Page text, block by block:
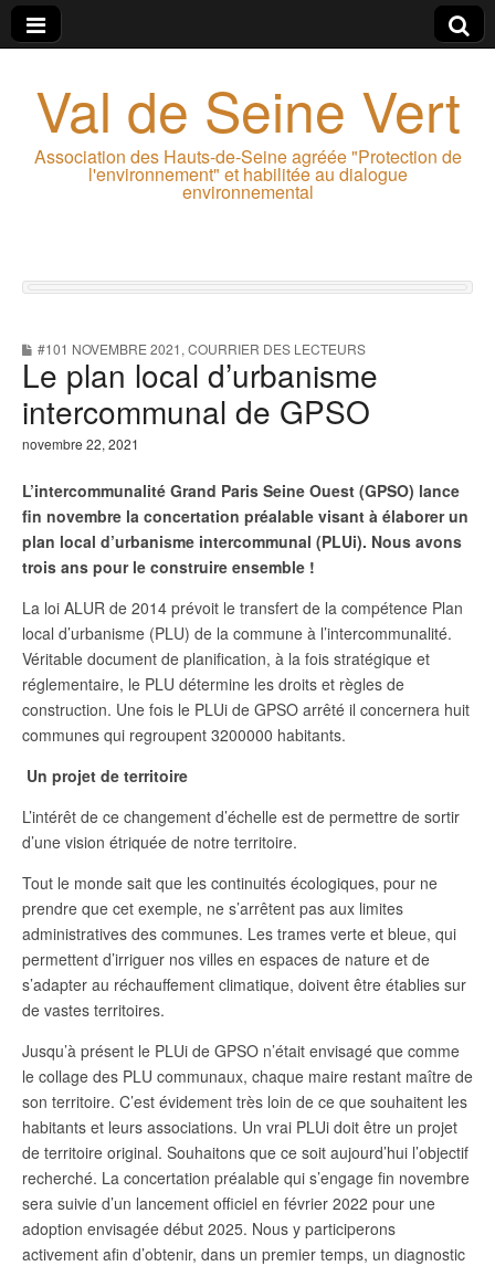
Val de Seine Vert
Association des Hauts-de-Seine agréée "Protection de
l'environnement" et habilitée au dialogue
environnemental
#101 NOVEMBRE 2021, COURRIER DES LECTEURS
Le plan local d’urbanisme
intercommunal de GPSO
novembre 22, 2021
L’intercommunalité Grand Paris Seine Ouest (GPSO) lance
fin novembre la concertation préalable visant à élaborer un
plan local d’urbanisme intercommunal (PLUi). Nous avons
trois ans pour le construire ensemble !
La loi ALUR de 2014 prévoit le transfert de la compétence Plan
local d’urbanisme (PLU) de la commune à l’intercommunalité.
Véritable document de planification, à la fois stratégique et
réglementaire, le PLU détermine les droits et règles de
construction. Une fois le PLUi de GPSO arrêté il concernera huit
communes qui regroupent 3200000 habitants.
Un projet de territoire
L’intérêt de ce changement d’échelle est de permettre de sortir
d’une vision étriquée de notre territoire.
Tout le monde sait que les continuités écologiques, pour ne
prendre que cet exemple, ne s’arrêtent pas aux limites
administratives des communes. Les trames verte et bleue, qui
permettent d’irriguer nos villes en espaces de nature et de
s’adapter au réchauffement climatique, doivent être établies sur
de vastes territoires.
Jusqu’à présent le PLUi de GPSO n’était envisagé que comme
le collage des PLU communaux, chaque maire restant maître de
son territoire. C’est évidement très loin de ce que souhaitent les
habitants et leurs associations. Un vrai PLUi doit être un projet
de territoire original. Souhaitons que ce soit aujourd’hui l’objectif
recherché. La concertation préalable qui s’engage fin novembre
sera suivie d’un lancement officiel en février 2022 pour une
adoption envisagée début 2025. Nous y participerons
activement afin d’obtenir, dans un premier temps, un diagnostic